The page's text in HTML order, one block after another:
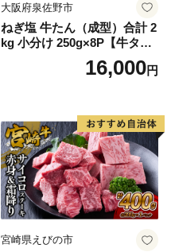
大阪府泉佐野市
ねぎ塩 牛たん（成型）合計 2
kg 小分け 250g×8P【牛タン
牛肉 焼肉用 薄切り 訳あり サ
16,000円
宮崎県えびの市